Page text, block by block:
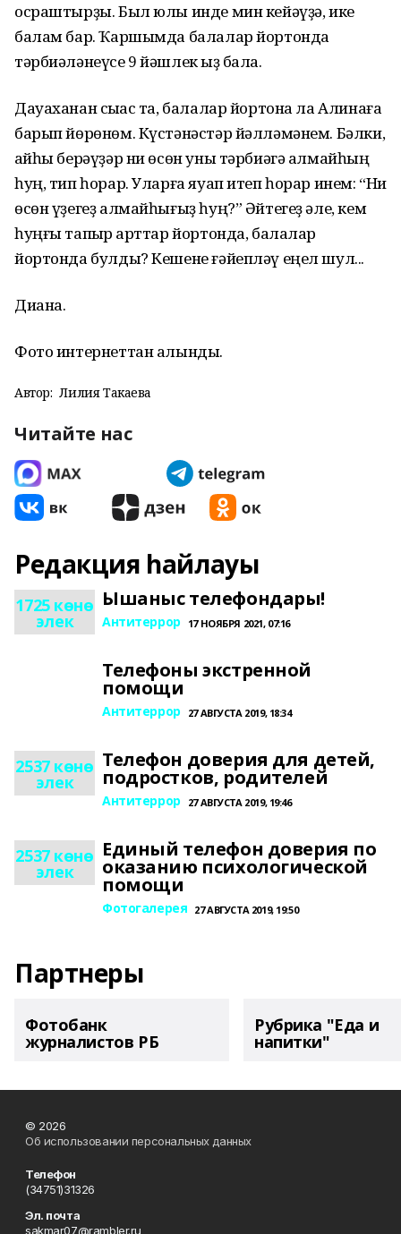
осраштырҙы. Был юлы инде мин кейәүҙә, ике
балам бар. Ҡаршымда балалар йортонда
тәрбиәләнеүсе 9 йәшлек ҡыҙ бала.
Дауаханан сыҡҡас та, балалар йортона ла Алинаға
барып йөрөнөм. Күстәнәстәр йәлләмәнем. Бәлки,
ҡайһы берәүҙәр ни өсөн уны тәрбиәгә алмайһың
һуң, тип һорар. Уларға яуап итеп һорар инем: “Ни
өсөн үҙегеҙ алмайһығыҙ һуң?” Әйтегеҙ әле, кем
һуңғы тапҡыр ҡарттар йортонда, балалар
йортонда булды? Кешене ғәйепләү еңел шул...
Диана.
Фото интернеттан алынды.
Автор: Лилия Такаева
Читайте нас
Редакция һайлауы
1725 көнө
элек
Ышаныс телефондары!
Антитеррор 17 НОЯБРЯ 2021, 07:16
Телефоны экстренной
помощи
Антитеррор 27 АВГУСТА 2019, 18:34
2537 көнө
элек
Телефон доверия для детей,
подростков, родителей
Антитеррор 27 АВГУСТА 2019, 19:46
2537 көнө
элек
Единый телефон доверия по
оказанию психологической
помощи
Фотогалерея 27 АВГУСТА 2019, 19:50
Партнеры
Фотобанк
журналистов РБ
Рубрика "Еда и
напитки"
© 2026
Об использовании персональных данных
Телефон
(34751)31326
Эл. почта
sakmar07@rambler.ru